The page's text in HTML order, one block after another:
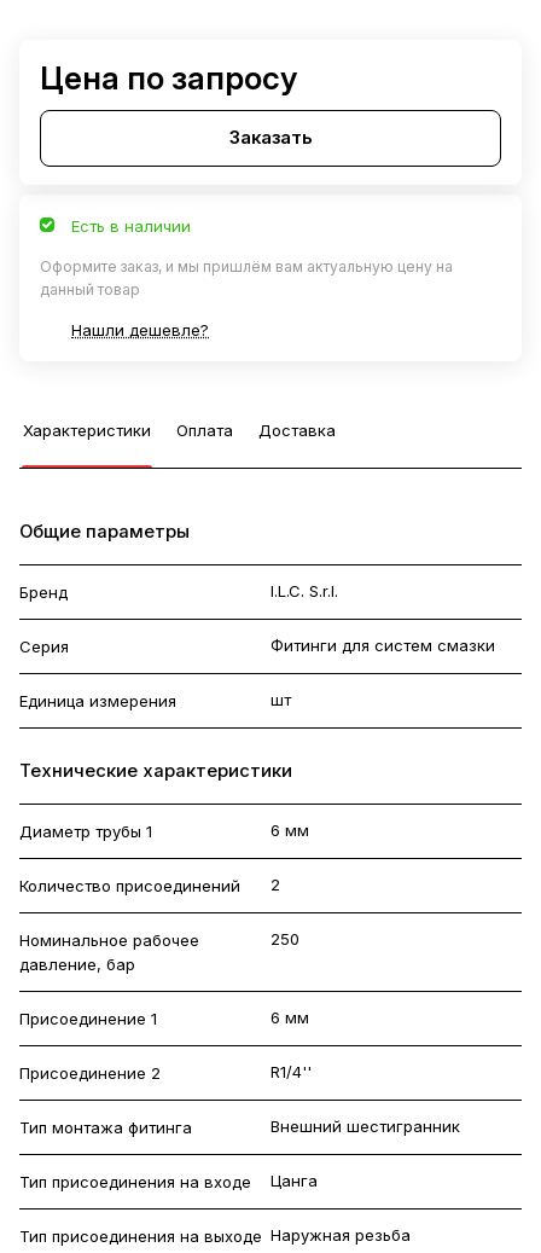
Цена по запросу
Заказать
Есть в наличии
Оформите заказ, и мы пришлём вам актуальную цену на
данный товар
Нашли дешевле?
Характеристики Оплата Доставка
Общие параметры
Бренд I.L.C. S.r.l.
Серия Фитинги для систем смазки
Единица измерения шт
Технические характеристики
Диаметр трубы 1 6 мм
Количество присоединений 2
Номинальное рабочее
давление, бар
250
Присоединение 1 6 мм
Присоединение 2 R1/4''
Тип монтажа фитинга Внешний шестигранник
Тип присоединения на входе Цанга
Тип присоединения на выходе Наружная резьба